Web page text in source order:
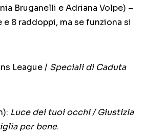
Bruganelli e Adriana Volpe) –
8 raddoppi, ma se funziona si
League / Speciali di Caduta
Luce dei tuoi occhi / Giustizia
per bene.